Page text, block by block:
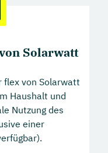
Solarwatt
flex von Solarwatt
Haushalt und
Nutzung des
einer